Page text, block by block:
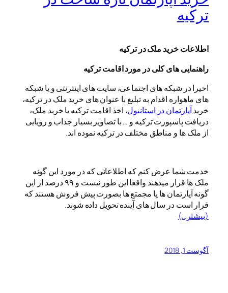
ترکیه
اطلاعات خرید ملک در ترکیه
راهنمایی های کلی در مورد اقامت ترکیه
اخیرا در شبکه های اجتماعی، سایت های اینترنتی و یا شبکه
های ماهواره اقدام به تبلیغ با عنوان های خرید ملک در ترکیه،
خریدآپارتمان در استانبول، اخذ اقامت ترکیه با خرید ملک،
دریافت پاسپورت ترکیه و … با تصاویر بسیار جذاب و رویایی
از ملک ها و مناطق مختلف در ترکیه نموده اند.
خدمت شما عرض کنم که اطلاعاتی که در مورد این گونه
ملک ها قرار میدهند واقعا این طور نیست و ۹۹ درصد از این
گونه آپارتمان ها یا مجمتع ها بصورت پیش فروش هستند که
قرار است در سال های آینده تحویل داده شوند.
(بیشتر…)
آگوست 1, 2018